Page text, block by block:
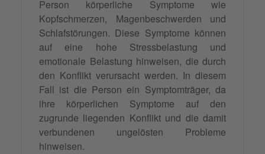
Person körperliche Symptome wie
Kopfschmerzen, Magenbeschwerden und
Schlafstörungen. Diese Symptome können
auf eine hohe Stressbelastung und
emotionale Belastung hinweisen, die durch
den Konflikt verursacht werden. In diesem
Fall ist die Person ein Symptomträger, da
ihre körperlichen Symptome auf den
zugrunde liegenden Konflikt und die damit
verbundenen ungelösten Probleme
hinweisen.